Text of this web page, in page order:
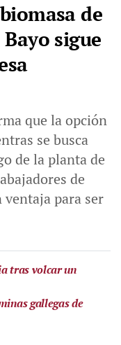
de
sigue
que la opción
se busca
de la planta de
de
para ser
tras volcar un
gallegas de